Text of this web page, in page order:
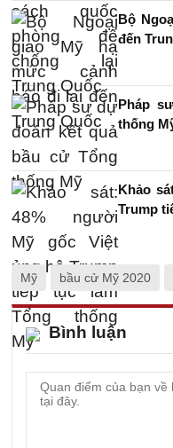
Bộ
đến
Pháp
thống
Khảo
Trump
Mỹ bầu cử Mỹ 2020
Bình luận